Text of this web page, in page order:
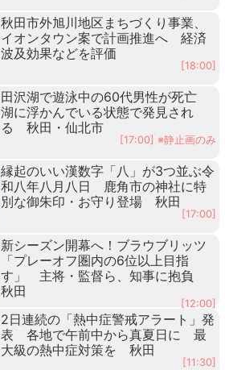
秋田市外旭川地区まちづくり事業、
イオンタウン案で計画推進へ 経済
波及効果などを評価
[18:00]
田沢湖で遊泳中の60代男性が死亡
湖に浮かんでいる状態で発見され
る 秋田・仙北市
[17:00] ※静止画のみ
縁起のいい漢数字「八」が3つ並ぶ令
和八年八月八日 鹿角市の神社に特
別な御朱印・お守り登場 秋田
[17:00]
新シーズン開幕へ！ブラウブリッツ
「プレーオフ圏内の6位以上目指
す」 主将・監督ら、知事に抱負
秋田
[12:00]
2日連続の「熱中症警戒アラート」発
表 各地で午前中から真夏日に 最
大級の熱中症対策を 秋田
[11:30]